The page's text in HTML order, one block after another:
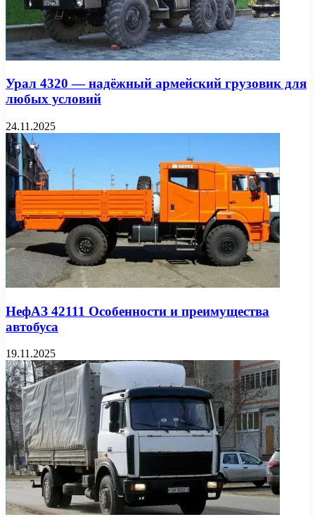
Урал 4320 — надёжный армейский грузовик для
любых условий
24.11.2025
НефАЗ 42111 Особенности и преимущества
автобуса
19.11.2025